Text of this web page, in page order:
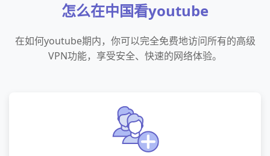
怎么在中国看youtube
在如何youtube期内，你可以完全免费地访问所有的高级
VPN功能，享受安全、快速的网络体验。